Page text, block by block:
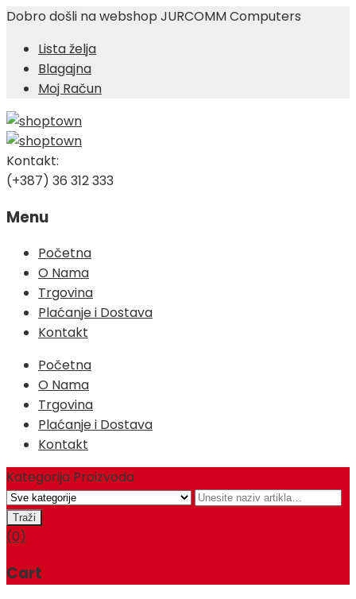
Dobro došli na webshop JURCOMM Computers
Lista želja
Blagajna
Moj Račun
Kontakt:
(+387) 36 312 333
Menu
Skip
content
Početna
O Nama
Trgovina
Plaćanje i Dostava
Kontakt
Početna
O Nama
Trgovina
Plaćanje i Dostava
Kontakt
Kategorija Proizvoda
(0)
Cart